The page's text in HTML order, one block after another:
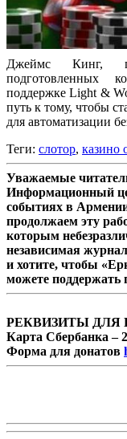
Джеймс Кинг,
подготовленных
поддержке Light &
путь к тому, чтобы
для автоматизации
Теги: слотор, казино
Уважаемые
Информационный
событиях в
продолжаем эту
которым
независимая
и хотите, чтобы
можете поддержать
РЕКВИЗИТЫ ДЛЯ
Карта Сбербанка –
Форма для донатов